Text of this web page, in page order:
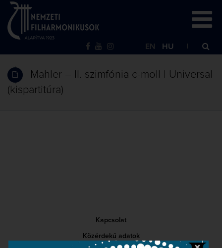
EN HU
Mahler – II. szimfónia c-moll | Universal
(kispartitúra)
Kapcsolat
Közérdekű adatok